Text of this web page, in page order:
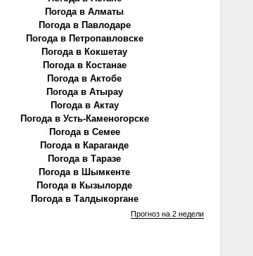
Погода в Алматы
Погода в Павлодаре
Погода в Петропавловске
Погода в Кокшетау
Погода в Костанае
Погода в Актобе
Погода в Атырау
Погода в Актау
Погода в Усть-Каменогорске
Погода в Семее
Погода в Караганде
Погода в Таразе
Погода в Шымкенте
Погода в Кызылорде
Погода в Талдыкоргане
Прогноз на 2 недели